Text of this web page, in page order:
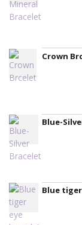
Crown
Blue-
Blue